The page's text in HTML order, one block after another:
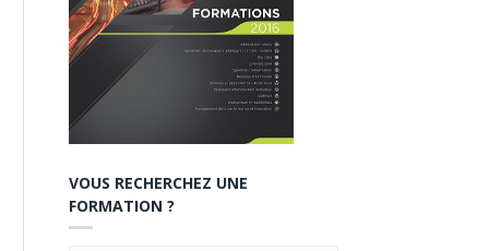
VOUS RECHERCHEZ UNE
FORMATION ?